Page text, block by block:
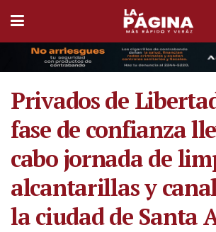
Privados de
fase de confianza
cabo jornada de
alcantarillas y
la ciudad de Santa